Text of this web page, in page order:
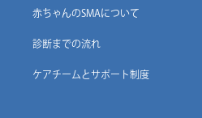
赤ちゃんのSMAについて
診断までの流れ
ケアチームとサポート制度